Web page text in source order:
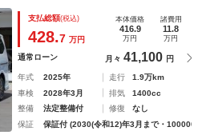
トスライドドア プロパイロ
ルヒーター ＨＤＭＩ＆ＵＳＢ
支払総額(税込)
428.7 万円
本体価格
416.9
万円
諸費用
11.8
万円
通常ローン 月々 41,100 円
年式 2025年 走行
1.9万km
車検
2028年3月 排気
1400cc
整備
法定整備付 修復
なし
保証
保証付 (2030(令和12)年3月まで・